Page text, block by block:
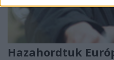
Hazahordtuk